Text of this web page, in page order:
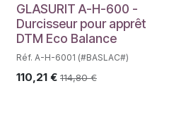
GLASURIT A-H-600 -
Durcisseur pour apprêt
DTM Eco Balance
Réf. A-H-6001 (#BASLAC#)
110,21 € 114,80€